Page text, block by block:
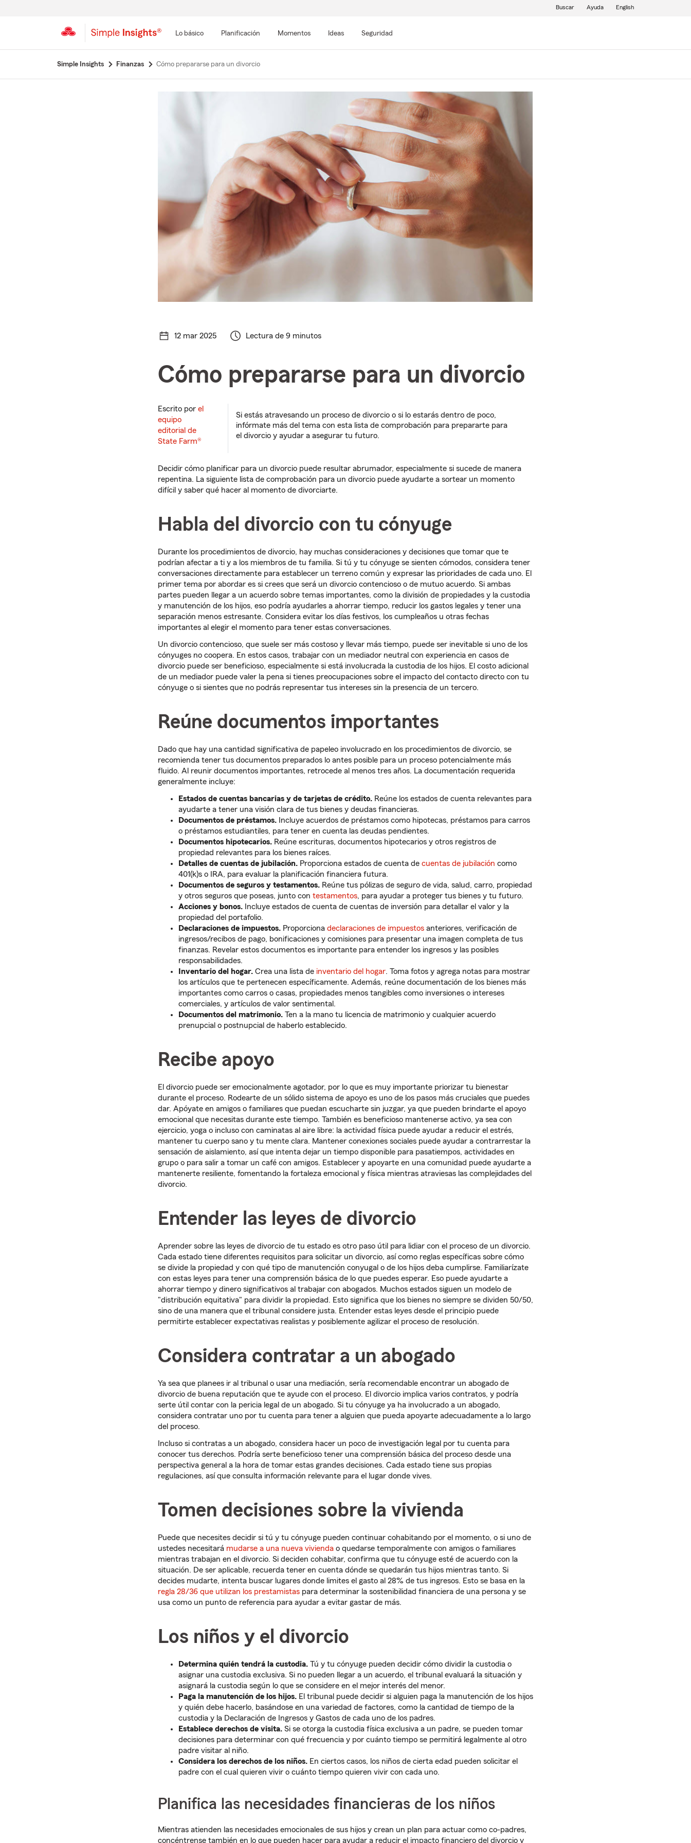
Lo básico Planificación Momentos Ideas Seguridad
Buscar Ayuda English
Simple Insights Finanzas Cómo prepararse para un divorcio
12 mar 2025 Lectura de 9 minutos
Cómo prepararse para un divorcio
Escrito por el
equipo
editorial de
State Farm®
Si estás atravesando un proceso de divorcio o si lo estarás dentro de poco,
infórmate más del tema con esta lista de comprobación para prepararte para
el divorcio y ayudar a asegurar tu futuro.
Decidir cómo planificar para un divorcio puede resultar abrumador, especialmente si sucede de manera
repentina. La siguiente lista de comprobación para un divorcio puede ayudarte a sortear un momento
difícil y saber qué hacer al momento de divorciarte.
Habla del divorcio con tu cónyuge
Durante los procedimientos de divorcio, hay muchas consideraciones y decisiones que tomar que te
podrían afectar a ti y a los miembros de tu familia. Si tú y tu cónyuge se sienten cómodos, considera tener
conversaciones directamente para establecer un terreno común y expresar las prioridades de cada uno. El
primer tema por abordar es si crees que será un divorcio contencioso o de mutuo acuerdo. Si ambas
partes pueden llegar a un acuerdo sobre temas importantes, como la división de propiedades y la custodia
y manutención de los hijos, eso podría ayudarles a ahorrar tiempo, reducir los gastos legales y tener una
separación menos estresante. Considera evitar los días festivos, los cumpleaños u otras fechas
importantes al elegir el momento para tener estas conversaciones.
Un divorcio contencioso, que suele ser más costoso y llevar más tiempo, puede ser inevitable si uno de los
cónyuges no coopera. En estos casos, trabajar con un mediador neutral con experiencia en casos de
divorcio puede ser beneficioso, especialmente si está involucrada la custodia de los hijos. El costo adicional
de un mediador puede valer la pena si tienes preocupaciones sobre el impacto del contacto directo con tu
cónyuge o si sientes que no podrás representar tus intereses sin la presencia de un tercero.
Reúne documentos importantes
Dado que hay una cantidad significativa de papeleo involucrado en los procedimientos de divorcio, se
recomienda tener tus documentos preparados lo antes posible para un proceso potencialmente más
fluido. Al reunir documentos importantes, retrocede al menos tres años. La documentación requerida
generalmente incluye:
Estados de cuentas bancarias y de tarjetas de crédito. Reúne los estados de cuenta relevantes para
ayudarte a tener una visión clara de tus bienes y deudas financieras.
Documentos de préstamos. Incluye acuerdos de préstamos como hipotecas, préstamos para carros
o préstamos estudiantiles, para tener en cuenta las deudas pendientes.
Documentos hipotecarios. Reúne escrituras, documentos hipotecarios y otros registros de
propiedad relevantes para los bienes raíces.
Detalles de cuentas de jubilación. Proporciona estados de cuenta de cuentas de jubilación como
401(k)s o IRA, para evaluar la planificación financiera futura.
Documentos de seguros y testamentos. Reúne tus pólizas de seguro de vida, salud, carro, propiedad
y otros seguros que poseas, junto con testamentos, para ayudar a proteger tus bienes y tu futuro.
Acciones y bonos. Incluye estados de cuenta de cuentas de inversión para detallar el valor y la
propiedad del portafolio.
Declaraciones de impuestos. Proporciona declaraciones de impuestos anteriores, verificación de
ingresos/recibos de pago, bonificaciones y comisiones para presentar una imagen completa de tus
finanzas. Revelar estos documentos es importante para entender los ingresos y las posibles
responsabilidades.
Inventario del hogar. Crea una lista de inventario del hogar. Toma fotos y agrega notas para mostrar
los artículos que te pertenecen específicamente. Además, reúne documentación de los bienes más
importantes como carros o casas, propiedades menos tangibles como inversiones o intereses
comerciales, y artículos de valor sentimental.
Documentos del matrimonio. Ten a la mano tu licencia de matrimonio y cualquier acuerdo
prenupcial o postnupcial de haberlo establecido.
Recibe apoyo
El divorcio puede ser emocionalmente agotador, por lo que es muy importante priorizar tu bienestar
durante el proceso. Rodearte de un sólido sistema de apoyo es uno de los pasos más cruciales que puedes
dar. Apóyate en amigos o familiares que puedan escucharte sin juzgar, ya que pueden brindarte el apoyo
emocional que necesitas durante este tiempo. También es beneficioso mantenerse activo, ya sea con
ejercicio, yoga o incluso con caminatas al aire libre: la actividad física puede ayudar a reducir el estrés,
mantener tu cuerpo sano y tu mente clara. Mantener conexiones sociales puede ayudar a contrarrestar la
sensación de aislamiento, así que intenta dejar un tiempo disponible para pasatiempos, actividades en
grupo o para salir a tomar un café con amigos. Establecer y apoyarte en una comunidad puede ayudarte a
mantenerte resiliente, fomentando la fortaleza emocional y física mientras atraviesas las complejidades del
divorcio.
Entender las leyes de divorcio
Aprender sobre las leyes de divorcio de tu estado es otro paso útil para lidiar con el proceso de un divorcio.
Cada estado tiene diferentes requisitos para solicitar un divorcio, así como reglas específicas sobre cómo
se divide la propiedad y con qué tipo de manutención conyugal o de los hijos deba cumplirse. Familiarízate
con estas leyes para tener una comprensión básica de lo que puedes esperar. Eso puede ayudarte a
ahorrar tiempo y dinero significativos al trabajar con abogados. Muchos estados siguen un modelo de
"distribución equitativa" para dividir la propiedad. Esto significa que los bienes no siempre se dividen 50/50,
sino de una manera que el tribunal considere justa. Entender estas leyes desde el principio puede
permitirte establecer expectativas realistas y posiblemente agilizar el proceso de resolución.
Considera contratar a un abogado
Ya sea que planees ir al tribunal o usar una mediación, sería recomendable encontrar un abogado de
divorcio de buena reputación que te ayude con el proceso. El divorcio implica varios contratos, y podría
serte útil contar con la pericia legal de un abogado. Si tu cónyuge ya ha involucrado a un abogado,
considera contratar uno por tu cuenta para tener a alguien que pueda apoyarte adecuadamente a lo largo
del proceso.
Incluso si contratas a un abogado, considera hacer un poco de investigación legal por tu cuenta para
conocer tus derechos. Podría serte beneficioso tener una comprensión básica del proceso desde una
perspectiva general a la hora de tomar estas grandes decisiones. Cada estado tiene sus propias
regulaciones, así que consulta información relevante para el lugar donde vives.
Tomen decisiones sobre la vivienda
Puede que necesites decidir si tú y tu cónyuge pueden continuar cohabitando por el momento, o si uno de
ustedes necesitará mudarse a una nueva vivienda o quedarse temporalmente con amigos o familiares
mientras trabajan en el divorcio. Si deciden cohabitar, confirma que tu cónyuge esté de acuerdo con la
situación. De ser aplicable, recuerda tener en cuenta dónde se quedarán tus hijos mientras tanto. Si
decides mudarte, intenta buscar lugares donde limites el gasto al 28% de tus ingresos. Esto se basa en la
regla 28/36 que utilizan los prestamistas para determinar la sostenibilidad financiera de una persona y se
usa como un punto de referencia para ayudar a evitar gastar de más.
Los niños y el divorcio
Determina quién tendrá la custodia. Tú y tu cónyuge pueden decidir cómo dividir la custodia o
asignar una custodia exclusiva. Si no pueden llegar a un acuerdo, el tribunal evaluará la situación y
asignará la custodia según lo que se considere en el mejor interés del menor.
Paga la manutención de los hijos. El tribunal puede decidir si alguien paga la manutención de los hijos
y quién debe hacerlo, basándose en una variedad de factores, como la cantidad de tiempo de la
custodia y la Declaración de Ingresos y Gastos de cada uno de los padres.
Establece derechos de visita. Si se otorga la custodia física exclusiva a un padre, se pueden tomar
decisiones para determinar con qué frecuencia y por cuánto tiempo se permitirá legalmente al otro
padre visitar al niño.
Considera los derechos de los niños. En ciertos casos, los niños de cierta edad pueden solicitar el
padre con el cual quieren vivir o cuánto tiempo quieren vivir con cada uno.
Planifica las necesidades financieras de los niños
Mientras atienden las necesidades emocionales de sus hijos y crean un plan para actuar como co-padres,
concéntrense también en lo que pueden hacer para ayudar a reducir el impacto financiero del divorcio y